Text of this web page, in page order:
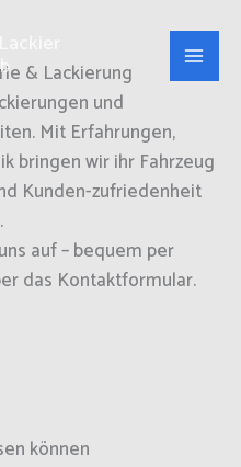
& Lackierung
und
Mit Erfahrungen,
bringen wir ihr Fahrzeug
Kunden-zufriedenheit
auf – bequem per
das Kontaktformular.
können